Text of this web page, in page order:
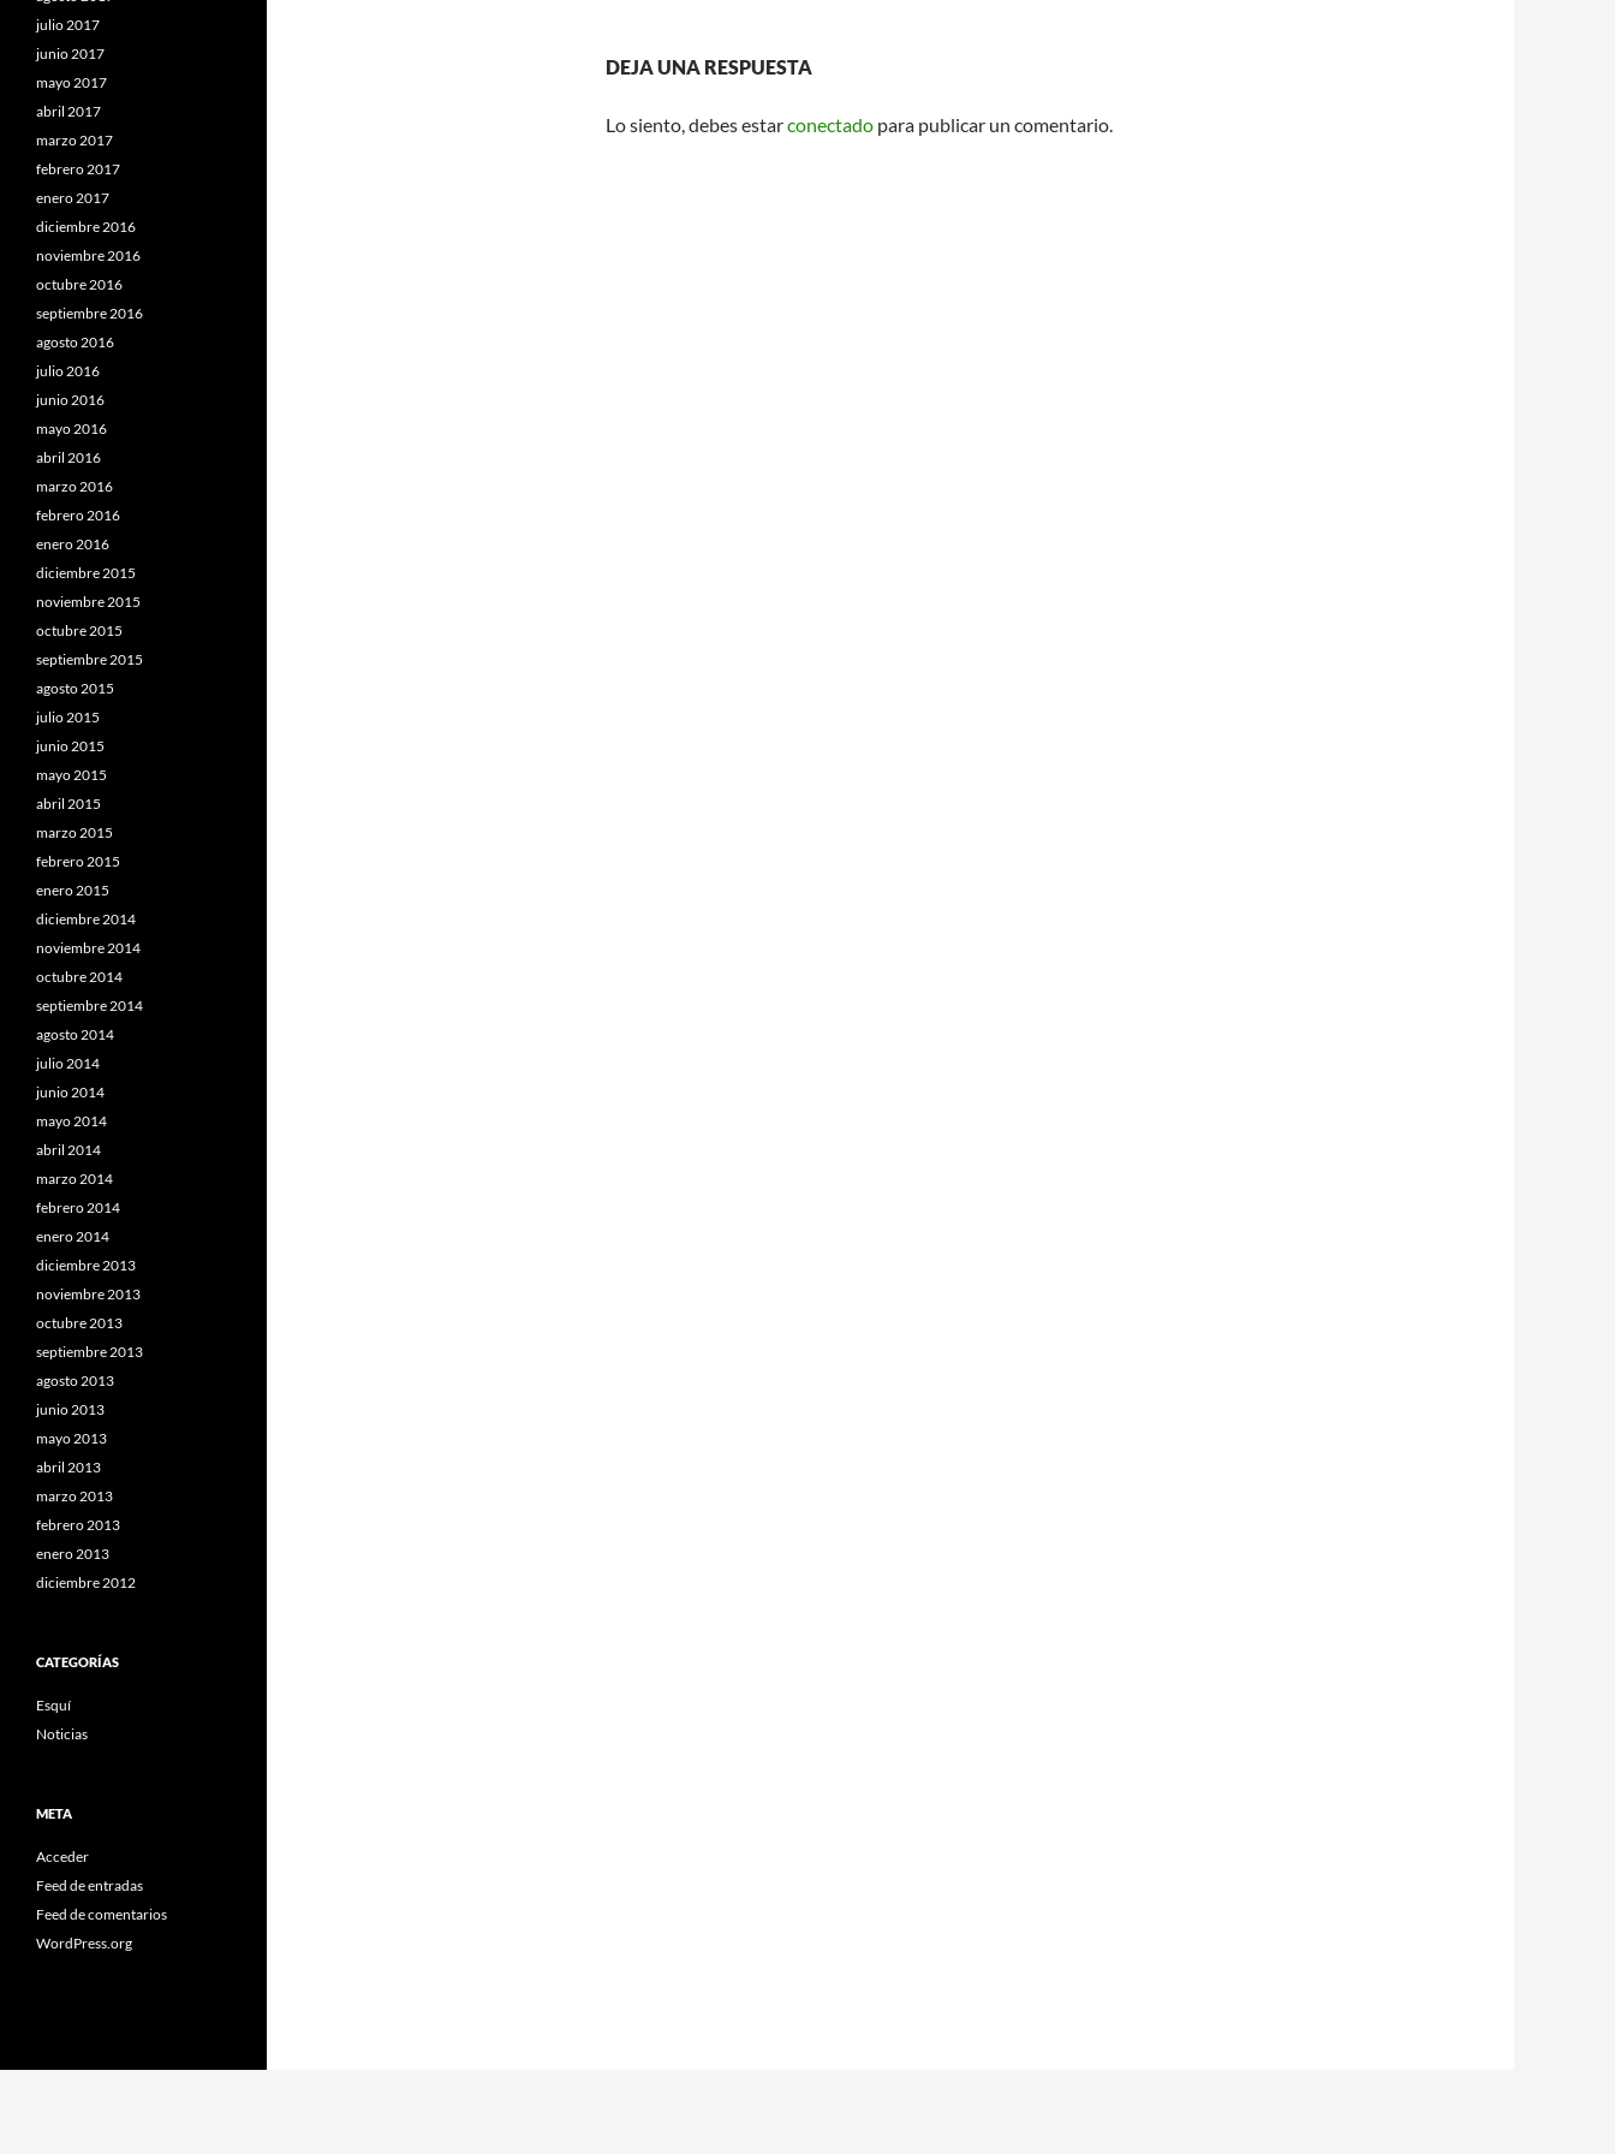
DEJA UNA RESPUESTA
Lo siento, debes estarconectado para publicar un comentario.
julio 2017
junio 2017
mayo 2017
abril 2017
marzo 2017
febrero 2017
enero 2017
diciembre 2016
noviembre 2016
octubre 2016
septiembre 2016
agosto 2016
julio 2016
junio 2016
mayo 2016
abril 2016
marzo 2016
febrero 2016
enero 2016
diciembre 2015
noviembre 2015
octubre 2015
septiembre 2015
agosto 2015
julio 2015
junio 2015
mayo 2015
abril 2015
marzo 2015
febrero 2015
enero 2015
diciembre 2014
noviembre 2014
octubre 2014
septiembre 2014
agosto 2014
julio 2014
junio 2014
mayo 2014
abril 2014
marzo 2014
febrero 2014
enero 2014
diciembre 2013
noviembre 2013
octubre 2013
septiembre 2013
agosto 2013
junio 2013
mayo 2013
abril 2013
marzo 2013
febrero 2013
enero 2013
diciembre 2012
CATEGORÍAS
Esquí
Noticias
META
Acceder
Feed de entradas
Feed de comentarios
WordPress.org